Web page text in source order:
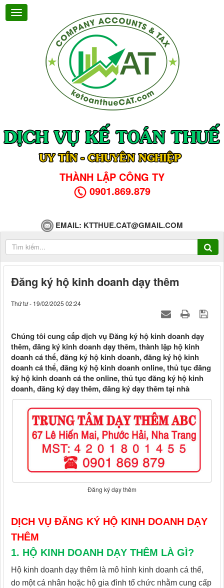
THÀNH LẬP CÔNG TY
0901.869.879
EMAIL: KTTHUE.CAT@GMAIL.COM
Đăng ký hộ kinh doanh dạy thêm
Thứ tư - 19/02/2025 02:24
Chúng tôi cung cấp dịch vụ Đăng ký hộ kinh doanh dạy
thêm, đăng ký kinh doanh dạy thêm, thành lập hộ kinh
doanh cá thể, đăng ký hộ kinh doanh, đăng ký hộ kinh
doanh cá thể, đăng ký hộ kinh doanh online, thủ tục đăng
ký hộ kinh doanh cá the online, thủ tục đăng ký hộ kinh
doanh, đăng ký dạy thêm, đăng ký dạy thêm tại nhà
Đăng ký dạy thêm
DỊCH VỤ ĐĂNG KÝ HỘ KINH DOANH DẠY
THÊM
1. HỘ KINH DOANH DẠY THÊM LÀ GÌ?
Hộ kinh doanh dạy thêm là mô hình kinh doanh cá thể,
do một cá nhân hoặc hộ gia đình tổ chức nhằm cung cấp